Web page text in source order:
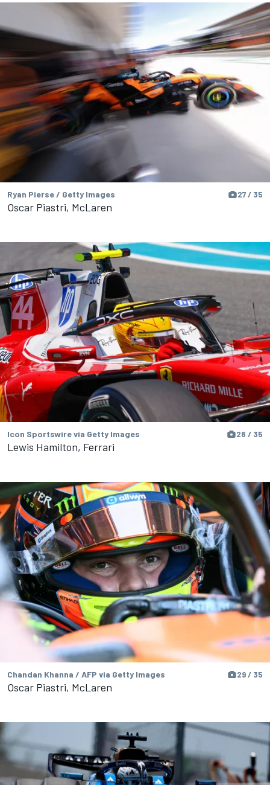
Ryan Pierse / Getty Images 27 / 35
Oscar Piastri, McLaren
Icon Sportswire via Getty Images 28 / 35
Lewis Hamilton, Ferrari
Chandan Khanna / AFP via Getty Images 29 / 35
Oscar Piastri, McLaren